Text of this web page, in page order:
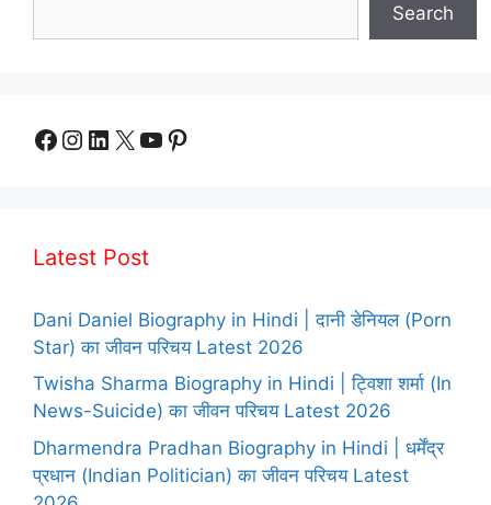
Search
Facebook
Instagram
LinkedIn
X YouTube
Pinterest
Latest Post
Dani Daniel Biography in Hindi | दानी डेनियल (Porn
Star) का जीवन परिचय Latest 2026
Twisha Sharma Biography in Hindi | ट्विशा शर्मा (In
News-Suicide) का जीवन परिचय Latest 2026
Dharmendra Pradhan Biography in Hindi | धर्मेंद्र
प्रधान (Indian Politician) का जीवन परिचय Latest